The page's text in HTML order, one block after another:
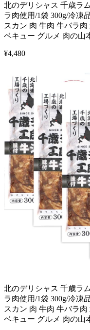
北のデリシャス 千歳ラ
ラ肉使用/1袋 300g/冷凍
スカン 肉 牛肉 牛バラ
ベキュー グルメ 肉の山
¥4,480
北のデリシャス 千歳ラ
ラ肉使用/1袋 300g/冷凍
スカン 肉 牛肉 牛バラ
ベキュー グルメ 肉の山